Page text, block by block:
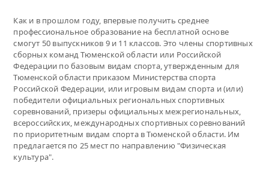
Как и в прошлом году, впервые получить среднее
профессиональное образование на бесплатной основе
смогут 50 выпускников 9 и 11 классов. Это члены спортивных
сборных команд Тюменской области или Российской
Федерации по базовым видам спорта, утвержденным для
Тюменской области приказом Министерства спорта
Российской Федерации, или игровым видам спорта и (или)
победители официальных региональных спортивных
соревнований, призеры официальных межрегиональных,
всероссийских, международных спортивных соревнований
по приоритетным видам спорта в Тюменской области. Им
предлагается по 25 мест по направлению "Физическая
культура".